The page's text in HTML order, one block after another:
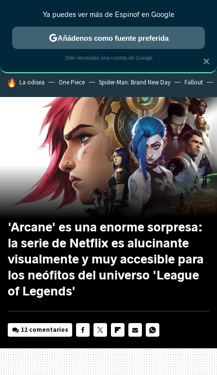
MENÚ NUEVO
ESTRENOS REALITY ANIME RANKINGS CINE
HOY SE HABLA DE
La odisea One Piece Spider-Man: Brand New Day Fallout
'Arcane' es una enorme sorpresa:
la serie de Netflix es alucinante
visualmente y muy accesible para
los neófitos del universo 'League
of Legends'
12 comentarios
MAIL
×
Ya puedes ver más de Espinof en Google
Añádenos como fuente preferida
Solo necesitas una cuenta de Google